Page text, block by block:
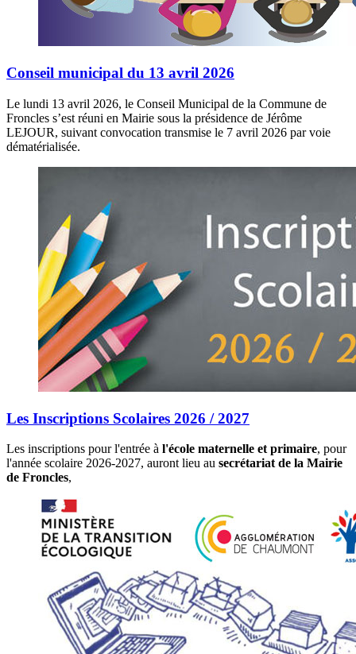
Conseil municipal du 13 avril 2026
Le lundi 13 avril 2026, le Conseil Municipal de la Commune de
Froncles s’est réuni en Mairie sous la présidence de Jérôme
LEJOUR, suivant convocation transmise le 7 avril 2026 par voie
dématérialisée.
Les Inscriptions Scolaires 2026 / 2027
Les inscriptions pour l'entrée à l'école maternelle et primaire, pour
l'année scolaire 2026-2027, auront lieu au secrétariat de la Mairie
de Froncles,